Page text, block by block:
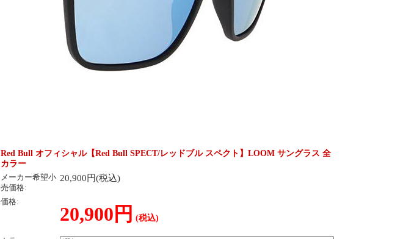
Red Bull オフィシャル【Red Bull SPECT/レッドブル スペクト】LOOM サングラス 全
カラー
メーカー希望小
売価格:
20,900円(税込)
価格:
20,900円 (税込)